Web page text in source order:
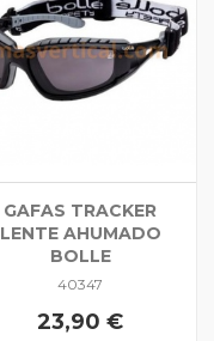
GAFAS TRACKER
LENTE AHUMADO
BOLLE
40347
23,90 €